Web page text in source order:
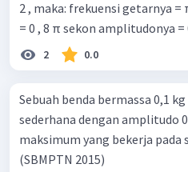
2 , maka: frekuensi getarnya = π 1 , 25 ​ Hz periode getarnya
= 0 , 8 π sekon amplitudonya
2 0.0
Sebuah benda bermassa 0,1
sederhana dengan amplitudo
maksimum yang bekerja pada
(SBMPTN 2015)